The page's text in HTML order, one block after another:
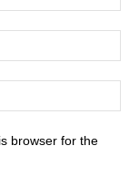
browser for the